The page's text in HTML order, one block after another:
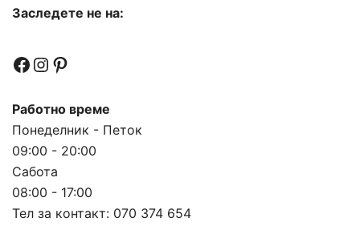
Заследете не на:
Facebook
Instagram
Pinterest
Работно време
Понеделник - Петок
09:00 - 20:00
Сабота
08:00 - 17:00
Тел за контакт: 070 374 654